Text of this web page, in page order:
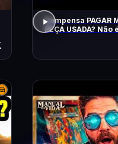
Compensa PAGAR
PEÇA USADA?